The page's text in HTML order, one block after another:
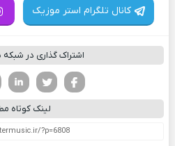
کانال تلگرام استر موزیک
اشتراک گذاری در
لینک کوتاه